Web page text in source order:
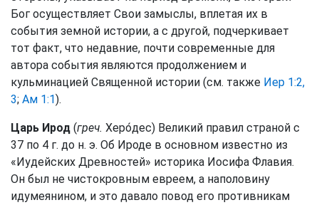
Бог осуществляет Свои замыслы, вплетая их в
события земной истории, а с другой, подчеркивает
тот факт, что недавние, почти современные для
автора события являются продолжением и
кульминацией Священной истории (см. также Иер 1:2,
3; Ам 1:1).
Царь Ирод (греч. Херо́дес) Великий правил страной с
37 по 4 г. до н. э. Об Ироде в основном известно из
«Иудейских Древностей» историка Иосифа Флавия.
Он был не чистокровным евреем, а наполовину
идумеянином, и это давало повод его противникам